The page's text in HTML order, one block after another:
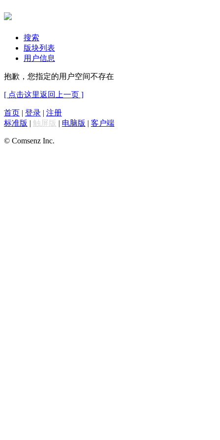
搜索
版块列表
用户信息
抱歉，您指定的用户空间不存在
[ 点击这里返回上一页 ]
首页 | 登录 | 注册
标准版 | 触屏版 | 电脑版 | 客户端
© Comsenz Inc.